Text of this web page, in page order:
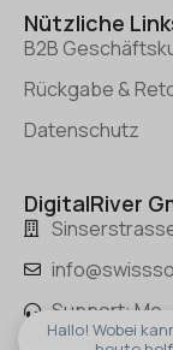
Nützliche
B2B
Rückgabe &
Datenschutz
DigitalRiver
Support: Mo
Hallo! Wobei